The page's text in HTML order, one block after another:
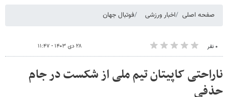
صفحه اصلی اخبار ورزشی فوتبال جهان
۰ نفر ۲۸ دی ۱۴۰۳ - ۱۱:۴۷
ناراحتی کاپیتان تیم ملی از شکست در جام
حذفی